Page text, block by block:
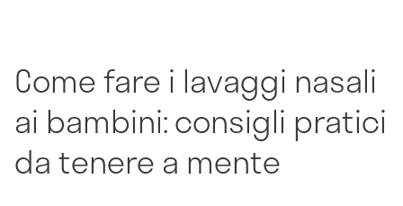
Come fare i lavaggi nasali
ai bambini: consigli pratici
da tenere a mente